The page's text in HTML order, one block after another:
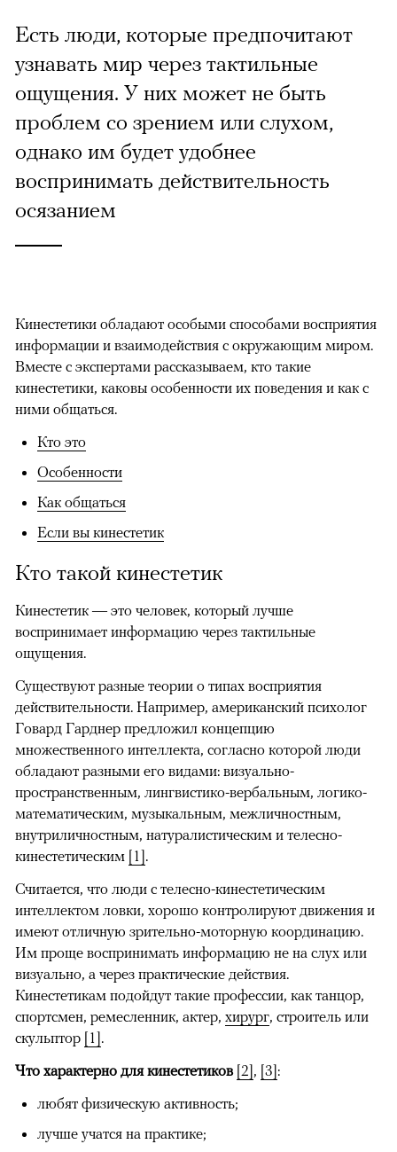
Есть люди, которые предпочитают
узнавать мир через тактильные
ощущения. У них может не быть
проблем со зрением или слухом,
однако им будет удобнее
воспринимать действительность
осязанием
Кинестетики обладают особыми способами восприятия
информации и взаимодействия с окружающим миром.
Вместе с экспертами рассказываем, кто такие
кинестетики, каковы особенности их поведения и как с
ними общаться.
Кто это
Особенности
Как общаться
Если вы кинестетик
Кто такой кинестетик
Кинестетик — это человек, который лучше
воспринимает информацию через тактильные
ощущения.
Существуют разные теории о типах восприятия
действительности. Например, американский психолог
Говард Гарднер предложил концепцию
множественного интеллекта, согласно которой люди
обладают разными его видами: визуально-
пространственным, лингвистико-вербальным, логико-
математическим, музыкальным, межличностным,
внутриличностным, натуралистическим и телесно-
кинестетическим [1].
Считается, что люди с телесно-кинестетическим
интеллектом ловки, хорошо контролируют движения и
имеют отличную зрительно-моторную координацию.
Им проще воспринимать информацию не на слух или
визуально, а через практические действия.
Кинестетикам подойдут такие профессии, как танцор,
спортсмен, ремесленник, актер, хирург, строитель или
скульптор [1].
Что характерно для кинестетиков [2], [3]:
любят физическую активность;
лучше учатся на практике;